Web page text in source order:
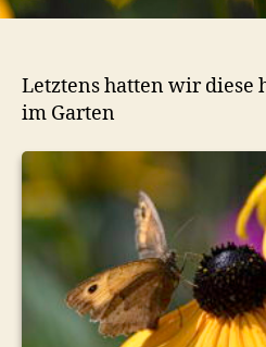
Letztens hatten wir diese
im Garten